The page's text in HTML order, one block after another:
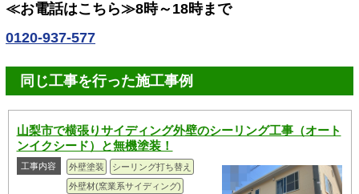
≪お電話はこちら≫8時～18時まで
0120-937-577
同じ工事を行った施工事例
山梨市で横張りサイディング外壁のシーリング工事（オート
ンイクシード）と無機塗装！
工事内容 外壁塗装
シーリング打ち替え
外壁材(窯業系サイディング)